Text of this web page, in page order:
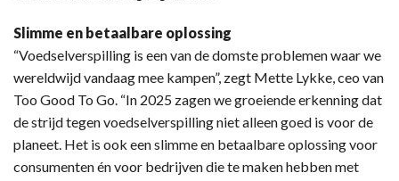
Slimme en betaalbare oplossing
“Voedselverspilling is een van de domste problemen waar we
wereldwijd vandaag mee kampen”, zegt Mette Lykke, ceo van
Too Good To Go. “In 2025 zagen we groeiende erkenning dat
de strijd tegen voedselverspilling niet alleen goed is voor de
planeet. Het is ook een slimme en betaalbare oplossing voor
consumenten én voor bedrijven die te maken hebben met